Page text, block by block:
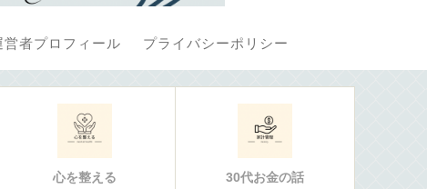
営者プロフィール プライバシーポリシー
心を整える 30代お金の話